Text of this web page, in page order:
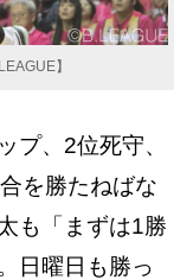
】
プ、2位死守、
を勝たねばな
も「まずは1勝
日曜日も勝っ